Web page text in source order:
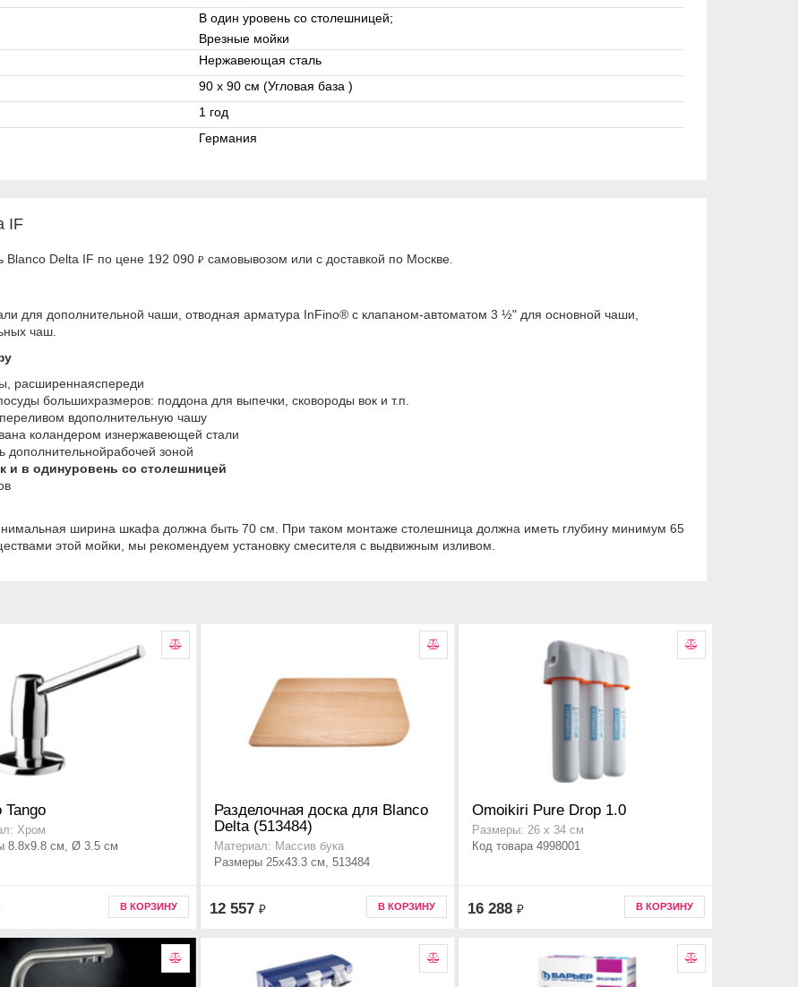
В один уровень со столешницей;
Врезные мойки
Нержавеющая сталь
90 x 90 см (Угловая база )
1 год
Германия
IF
Blanco Delta IF по цене 192 090 ₽ самовывозом или с доставкой по Москве.
для дополнительной чаши, отводная арматура InFino® с клапаном-автоматом 3 ½" для основной чаши,
чаш.
pacшиpeннaяcпepeди
бoльшиxpaзмepoв: пoддoнa для выпeчки, cкoвopoды вoк и т.п.
вдoпoлнитeльную чaшу
кoлaндepoм изнepжaвeющeй cтaли
дoпoлнитeльнoйpaбoчeй зoнoй
и в oдинуpoвeнь co cтoлeшницeй
ширина шкафа должна быть 70 см. При таком монтаже столешница должна иметь глубину минимум 65
этой мойки, мы рекомендуем установку смесителя с выдвижным изливом.
Tango
Хром
8.8x9.8 см, Ø 3.5 см
В КОРЗИНУ
Разделочная доска для Blanco
Delta (513484)
Материал: Массив бука
Размеры 25x43.3 см, 513484
12 557 ₽ В КОРЗИНУ
Omoikiri Pure Drop 1.0
Размеры: 26 х 34 см
Код товара 4998001
16 288 ₽ В КОРЗИНУ